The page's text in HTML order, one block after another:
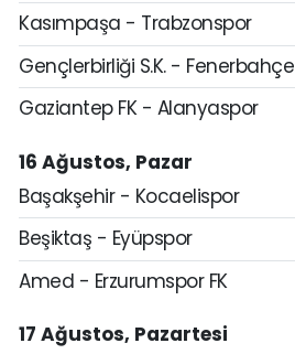
Kasımpaşa - Trabzonspor
Gençlerbirliği S.K. - Fenerbahçe
Gaziantep FK - Alanyaspor
16 Ağustos, Pazar
Başakşehir - Kocaelispor
Beşiktaş - Eyüpspor
Amed - Erzurumspor FK
17 Ağustos, Pazartesi